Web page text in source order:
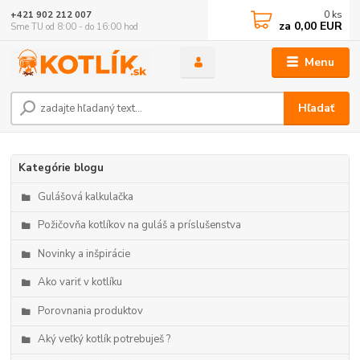
Menu
Hľadať
+421 902 212 007
Sme TU od 8:00 - do 16:00 hod
0 ks
za 0,00 EUR
Kategórie blogu
Gulášová kalkulačka
Požičovňa kotlíkov na guláš a príslušenstva
Novinky a inšpirácie
Ako variť v kotlíku
Porovnania produktov
Aký veľký kotlík potrebuješ ?